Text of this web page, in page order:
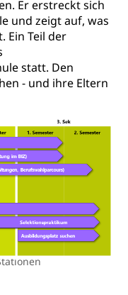
Er erstreckt sich
und zeigt auf, was
Ein Teil der
statt. Den
- und ihre Eltern
Einfuhr,
Kartell,
und
Luzern)
Luzern)